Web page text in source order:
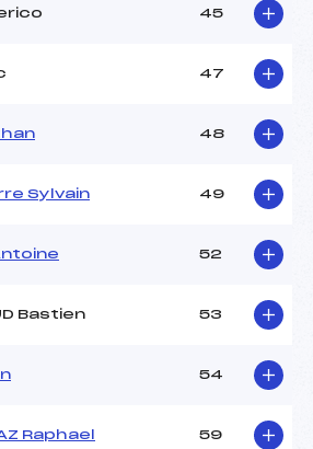
45
47
48
Sylvain 49
52
Bastien 53
54
Raphael 59